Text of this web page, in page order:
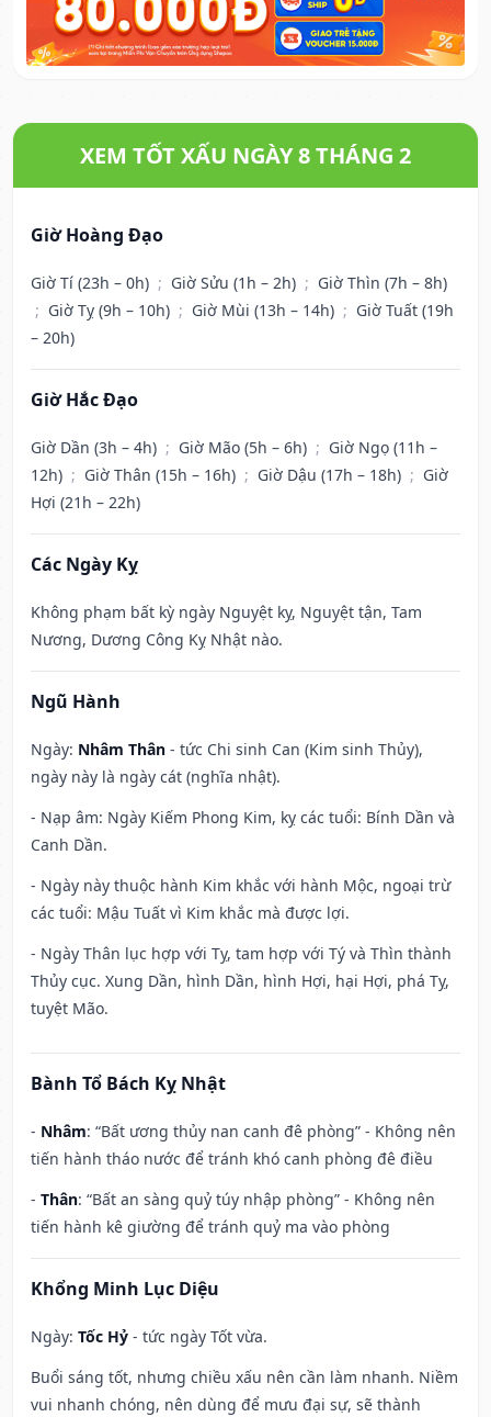
XEM TỐT XẤU NGÀY 8 THÁNG 2
Giờ Hoàng Đạo
Giờ Tí (23h – 0h) ; Giờ Sửu (1h – 2h) ; Giờ Thìn (7h – 8h)
; Giờ Tỵ (9h – 10h) ; Giờ Mùi (13h – 14h) ; Giờ Tuất (19h
– 20h)
Giờ Hắc Đạo
Giờ Dần (3h – 4h) ; Giờ Mão (5h – 6h) ; Giờ Ngọ (11h –
12h) ; Giờ Thân (15h – 16h) ; Giờ Dậu (17h – 18h) ; Giờ
Hợi (21h – 22h)
Các Ngày Kỵ
Không phạm bất kỳ ngày Nguyệt kỵ, Nguyệt tận, Tam
Nương, Dương Công Kỵ Nhật nào.
Ngũ Hành
Ngày: Nhâm Thân - tức Chi sinh Can (Kim sinh Thủy),
ngày này là ngày cát (nghĩa nhật).
- Nạp âm: Ngày Kiếm Phong Kim, kỵ các tuổi: Bính Dần và
Canh Dần.
- Ngày này thuộc hành Kim khắc với hành Mộc, ngoại trừ
các tuổi: Mậu Tuất vì Kim khắc mà được lợi.
- Ngày Thân lục hợp với Tỵ, tam hợp với Tý và Thìn thành
Thủy cục. Xung Dần, hình Dần, hình Hợi, hại Hợi, phá Tỵ,
tuyệt Mão.
Bành Tổ Bách Kỵ Nhật
- Nhâm: “Bất ương thủy nan canh đê phòng” - Không nên
tiến hành tháo nước để tránh khó canh phòng đê điều
- Thân: “Bất an sàng quỷ túy nhập phòng” - Không nên
tiến hành kê giường để tránh quỷ ma vào phòng
Khổng Minh Lục Diệu
Ngày: Tốc Hỷ - tức ngày Tốt vừa.
Buổi sáng tốt, nhưng chiều xấu nên cần làm nhanh. Niềm
vui nhanh chóng, nên dùng để mưu đại sự, sẽ thành